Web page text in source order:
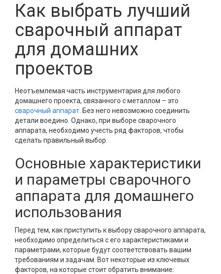
Как выбрать лучший
сварочный аппарат
для домашних
проектов
Неотъемлемая часть инструментария для любого
домашнего проекта, связанного с металлом – это
сварочный аппарат . Без него невозможно соединить
детали воедино. Однако, при выборе сварочного
аппарата, необходимо учесть ряд факторов, чтобы
сделать правильный выбор.
Основные характеристики
и параметры сварочного
аппарата для домашнего
использования
Перед тем, как приступить к выбору сварочного аппарата,
необходимо определиться с его характеристиками и
параметрами, которые будут соответствовать вашим
требованиям и задачам. Вот некоторые из ключевых
факторов, на которые стоит обратить внимание: